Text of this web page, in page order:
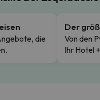
die
Der
Von den
Ihr Hotel